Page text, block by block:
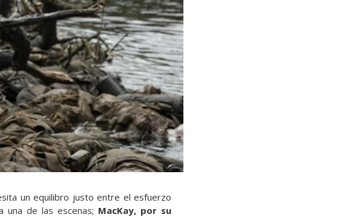
un equilibro justo entre el esfuerzo
una de las escenas; MacKay, por su